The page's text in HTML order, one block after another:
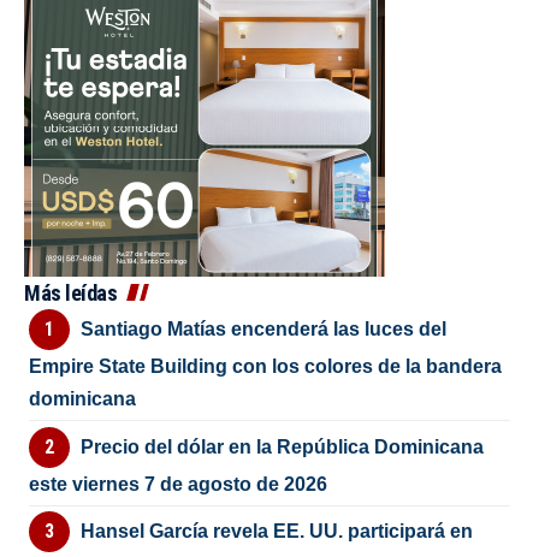
Más leídas
Santiago Matías encenderá las luces del
Empire State Building con los colores de la bandera
dominicana
Precio del dólar en la República Dominicana
este viernes 7 de agosto de 2026
Hansel García revela EE. UU. participará en